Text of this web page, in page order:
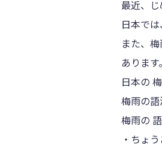
最近、じ
日本で
また、
ありま
日本の
梅雨の
梅雨の
・ちょ